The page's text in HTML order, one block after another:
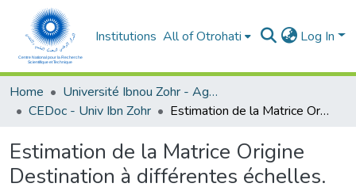
Institutions All of Otrohati Log In
Home
Université Ibnou Zohr - Agadir
CEDoc - Univ Ibn Zohr
Estimation de la Matrice Origine Destination à différentes échelles.
Estimation de la Matrice Origine
Destination à différentes échelles.